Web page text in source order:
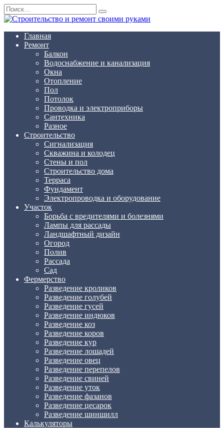
Перейти
к
содержанию
Search
for:
Главная
Ремонт
Балкон
Водоснабжение и канализация
Окна
Отопление
Пол
Потолок
Проводка и электроприборы
Сантехника
Разное
Строительство
Сигнализация
Скважина и колодец
Стены и пол
Строительство дома
Терраса
Фундамент
Электропроводка и оборудование
Участок
Борьба с вредителями и болезнями
Лампы для рассады
Ландшафтный дизайн
Огород
Полив
Рассада
Сад
Фермерство
Разведение кроликов
Разведение голубей
Разведение гусей
Разведение индюков
Разведение коз
Разведение коров
Разведение кур
Разведение лошадей
Разведение овец
Разведение перепелов
Разведение свиней
Разведение уток
Разведение фазанов
Разведение цесарок
Разведение шиншилл
Калькуляторы